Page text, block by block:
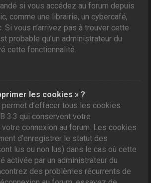
si vous accédez au forum depuis
comme une librairie, un cybercafé,
Si vous n’arrivez pas à trouver cette
probable qu’un administrateur du
cette fonctionnalité.
les cookies » ?
d’effacer tous les cookies
3.3 qui conservent votre
connexion au forum. Les cookies
d’enregistrer le statut des
lus ou non lus) dans le cas où cette
activée par un administrateur du
des problèmes récurrents de